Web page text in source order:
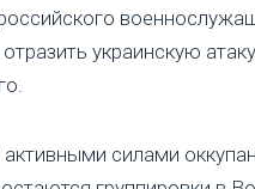
украинскую
силами